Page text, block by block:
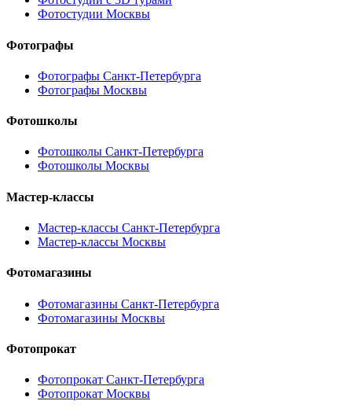
Фотостудии Москвы
Фотографы
Фотографы Санкт-Петербурга
Фотографы Москвы
Фотошколы
Фотошколы Санкт-Петербурга
Фотошколы Москвы
Мастер-классы
Мастер-классы Санкт-Петербурга
Мастер-классы Москвы
Фотомагазины
Фотомагазины Санкт-Петербурга
Фотомагазины Москвы
Фотопрокат
Фотопрокат Санкт-Петербурга
Фотопрокат Москвы